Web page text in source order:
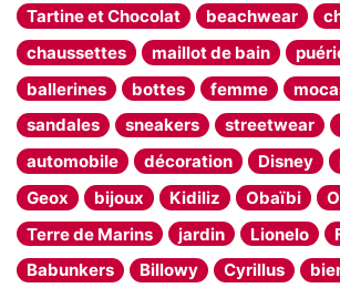
Tartine et Chocolat
beachwear
chaussettes
maillot de bain
ballerines
bottes femme
sandales
sneakers streetwear
automobile
décoration Disney
Geox
bijoux Kidiliz Obaïbi
Terre de Marins
jardin Lionelo
Babunkers
Billowy Cyrillus